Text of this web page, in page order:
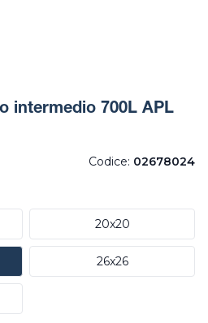
intermedio 700L APL
Codice: 02678024
20x20
26x26